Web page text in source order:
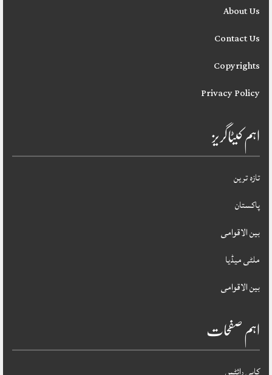
About Us
Contact Us
Copyrights
Privacy Policy
اہم کیٹاگریز
تازہ ترین
پاکستان
بین الاقوامی
ملٹی میڈیا
بین الاقوامی
اہم صفحات